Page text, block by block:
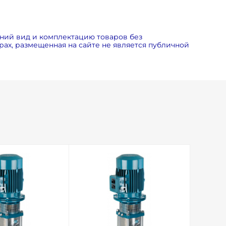
вид и комплектацию товаров без
размещенная на сайте не является публичной